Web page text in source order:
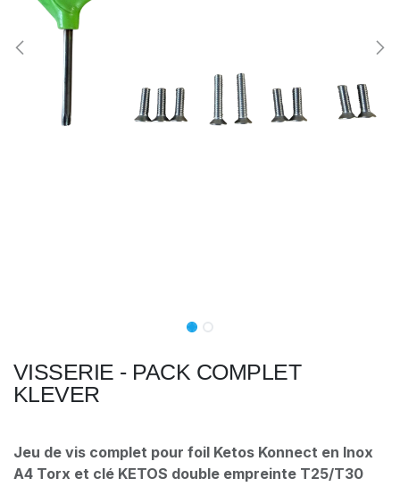
VISSERIE - PACK COMPLET
KLEVER
Jeu de vis complet pour foil Ketos Konnect en Inox
A4 Torx et clé KETOS double empreinte T25/T30